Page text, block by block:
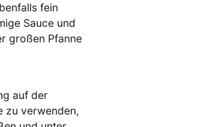
fein
Sauce und
großen Pfanne
auf der
zu verwenden,